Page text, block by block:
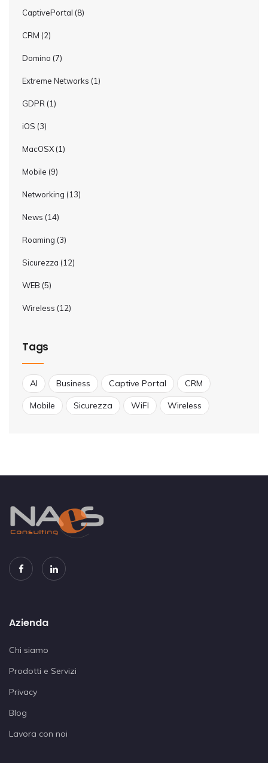
CaptivePortal (8)
CRM (2)
Domino (7)
Extreme Networks (1)
GDPR (1)
iOS (3)
MacOSX (1)
Mobile (9)
Networking (13)
News (14)
Roaming (3)
Sicurezza (12)
WEB (5)
Wireless (12)
Tags
AI Business Captive Portal CRM
Mobile Sicurezza WiFI Wireless
Azienda
Chi siamo
Prodotti e Servizi
Privacy
Blog
Lavora con noi